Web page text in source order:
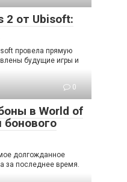
2 от Ubisoft:
провела прямую
будущие игры и
0
в World of
бонового
долгожданное
за последнее время.